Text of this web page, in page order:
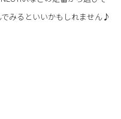
みるといいかもしれません♪